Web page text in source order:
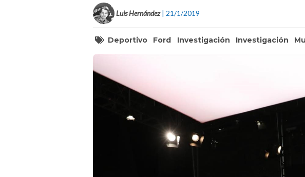
Luis Hernández | 21/1/2019
Deportivo Ford Investigación Investigación